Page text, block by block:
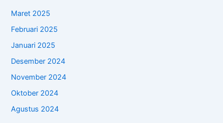
Maret 2025
Februari 2025
Januari 2025
Desember 2024
November 2024
Oktober 2024
Agustus 2024